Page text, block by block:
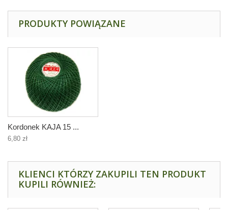
PRODUKTY POWIĄZANE
Kordonek KAJA 15 ...
6,80 zł
KLIENCI KTÓRZY ZAKUPILI TEN PRODUKT
KUPILI RÓWNIEŻ: